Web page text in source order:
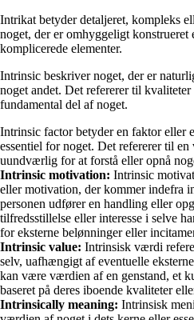
Intrikat betyder detaljeret, kompleks
noget, der er omhyggeligt konstrueret
komplicerede elementer.
Intrinsic beskriver noget, der er
noget andet. Det refererer til kvaliteter
fundamental del af noget.
Intrinsic factor betyder en faktor eller
essentiel for noget. Det refererer til
uundværlig for at forstå eller opnå
Intrinsic motivation: Intrinsic
eller motivation, der kommer indefra
personen udfører en handling eller
tilfredsstillelse eller interesse i selve
for eksterne belønninger eller
Intrinsic value: Intrinsisk værdi
selv, uafhængigt af eventuelle
kan være værdien af en genstand, et
baseret på deres iboende kvaliteter
Intrinsically meaning: Intrinsisk